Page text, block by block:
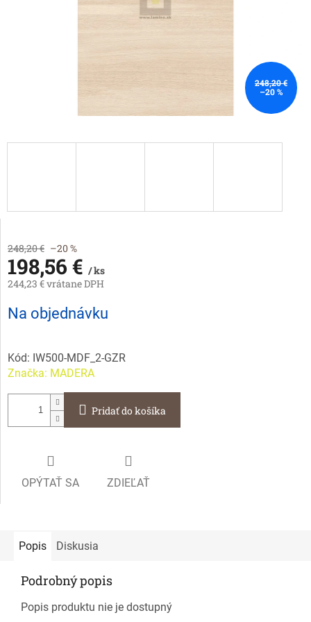
248,20 €
–20 %
248,20 € –20 %
198,56 € / ks
244,23 € vrátane DPH
Jednotková
cena:
Na objednávku
Kód: IW500-MDF_2-GZR
Značka: MADERA
Pridať do košíka
OPÝTAŤ SA ZDIEĽAŤ
Popis Diskusia
Podrobný popis
Popis produktu nie je dostupný